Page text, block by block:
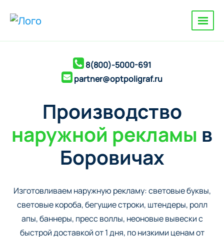
8(800)-5000-691
partner@optpoligraf.ru
Производство
наружной рекламы в
Боровичах
Изготовливаем наружную рекламу: cветовые буквы,
cветовые короба, бегущие строки, штендеры, ролл
апы, баннеры, пресс воллы, неоновые вывески с
быстрой доставкой от 1 дня, по низкими ценам от